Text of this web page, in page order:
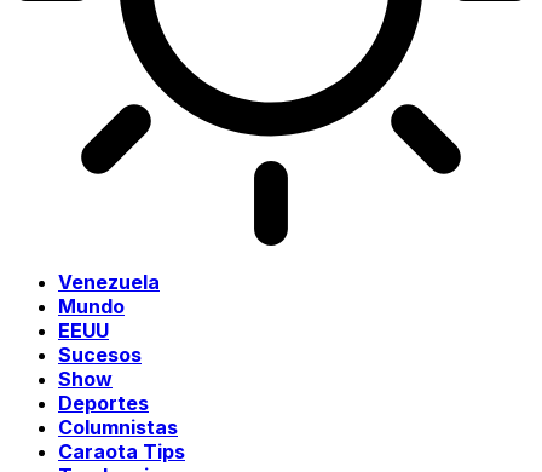
Venezuela
Mundo
EEUU
Sucesos
Show
Deportes
Columnistas
Caraota Tips